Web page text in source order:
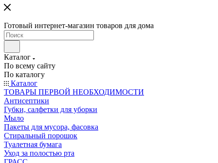
Готовый интернет-магазин товаров для дома
Каталог
По всему сайту
По каталогу
Каталог
ТОВАРЫ ПЕРВОЙ НЕОБХОДИМОСТИ
Антисептики
Губки, салфетки для уборки
Мыло
Пакеты для мусора, фасовка
Стиральный порошок
Туалетная бумага
Уход за полостью рта